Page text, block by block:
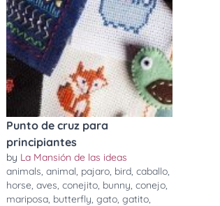
Punto de cruz para
principiantes
by La Mansión de las ideas
animals,animal, pajaro, bird,caballo,
horse,aves,conejito, bunny,conejo,
mariposa, butterfly,gato,gatito,